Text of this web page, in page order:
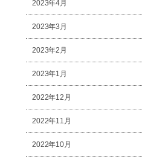
2023年4月
2023年3月
2023年2月
2023年1月
2022年12月
2022年11月
2022年10月